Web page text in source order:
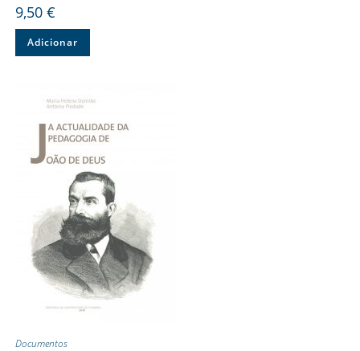
9,50 €
Adicionar
Documentos